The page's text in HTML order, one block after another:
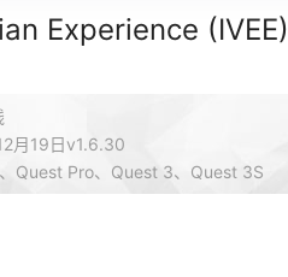
Experience (IVEE)
月19日v1.6.30
Quest Pro、Quest 3、Quest 3S